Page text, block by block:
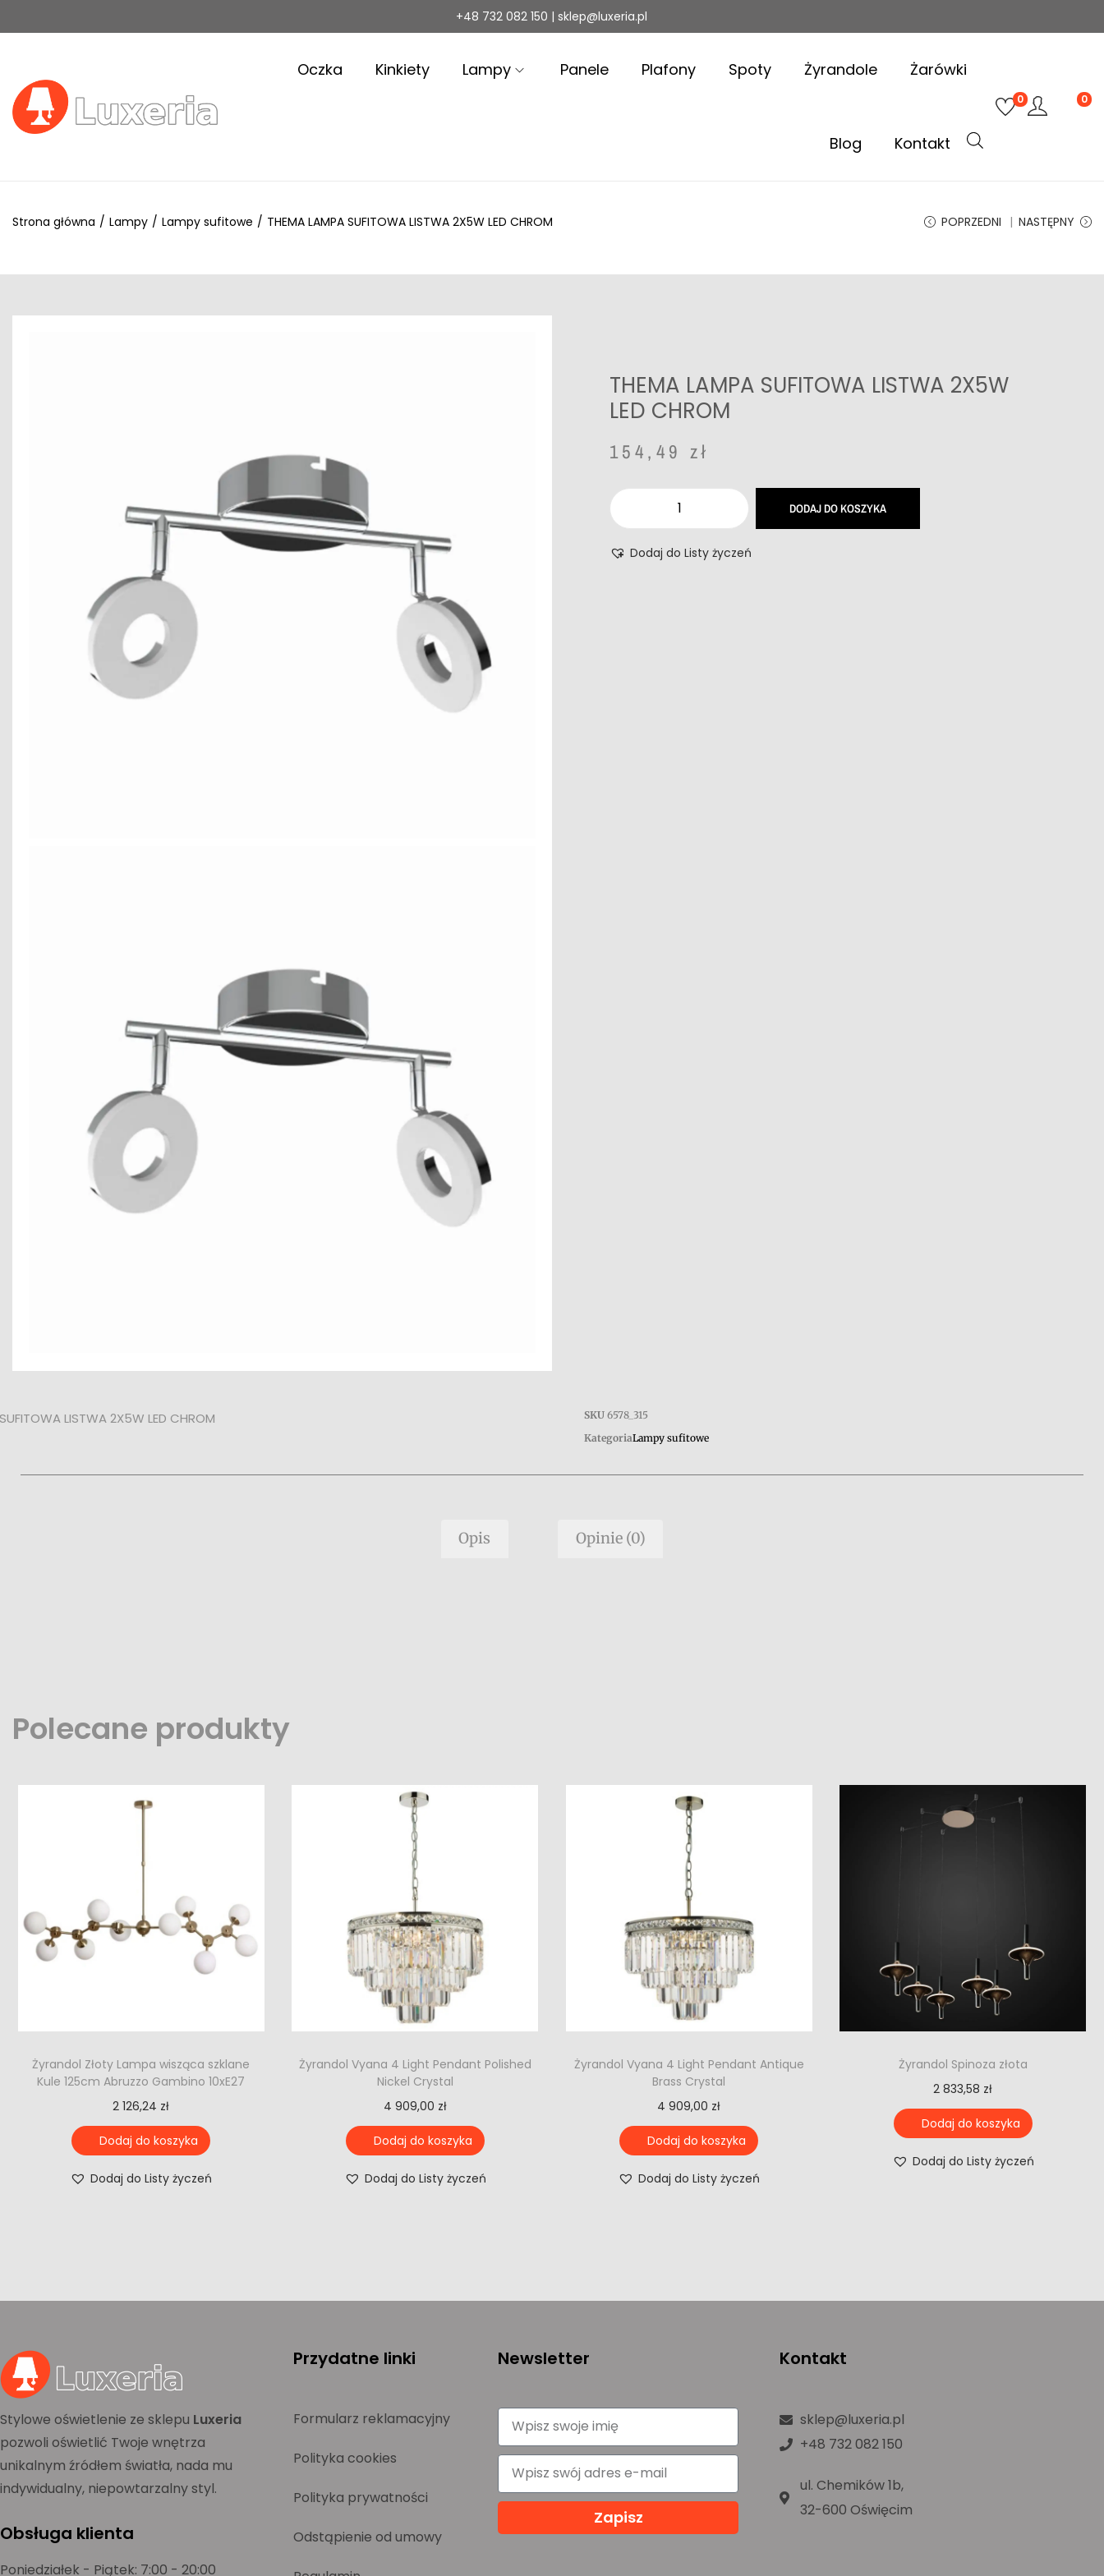
+48 732 082 150 | sklep@luxeria.pl
Oczka Kinkiety Lampy Panele Plafony Spoty Żyrandole Żarówki
Blog Kontakt
0 0
Strona główna / Lampy / Lampy sufitowe / THEMA LAMPA SUFITOWA LISTWA 2X5W LED CHROM POPRZEDNI NASTĘPNY
THEMA LAMPA SUFITOWA LISTWA 2X5W
LED CHROM
154,49 zł
DODAJ DO KOSZYKA
Dodaj do Listy życzeń
LISTWA 2X5W LED CHROM SKU6578_315
KategoriaLampy sufitowe
Opis Opinie (0)
Polecane produkty
Żyrandol Złoty Lampa wisząca szklane
Kule 125cm Abruzzo Gambino 10xE27
2 126,24 zł
Dodaj do koszyka
Dodaj do Listy życzeń
Żyrandol Vyana 4 Light Pendant Polished
Nickel Crystal
4 909,00 zł
Dodaj do koszyka
Dodaj do Listy życzeń
Żyrandol Vyana 4 Light Pendant Antique
Brass Crystal
4 909,00 zł
Dodaj do koszyka
Dodaj do Listy życzeń
Żyrandol Spinoza złota
2 833,58 zł
Dodaj do koszyka
Dodaj do Listy życzeń
Stylowe oświetlenie ze sklepu Luxeria
pozwoli oświetlić Twoje wnętrza
unikalnym źródłem światła, nada mu
indywidualny, niepowtarzalny styl.
Obsługa klienta
Poniedziałek - Piątek: 7:00 - 20:00
Przydatne linki
Formularz reklamacyjny
Polityka cookies
Polityka prywatności
Odstąpienie od umowy
Newsletter
Zapisz
Kontakt
sklep@luxeria.pl
+48 732 082 150
ul. Chemików 1b,
32-600 Oświęcim